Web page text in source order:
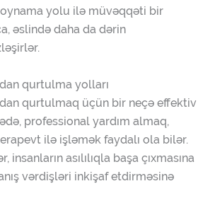
yolu ilə müvəqqəti bir
əslində daha da dərin
qurtulma yolları
qurtulmaq üçün bir neçə effektiv
professional yardım almaq,
ilə işləmək faydalı ola bilər.
insanların asılılıqla başa çıxmasına
vərdişləri inkişaf etdirməsinə